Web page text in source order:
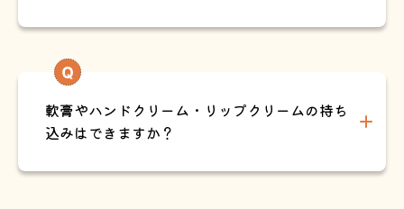
軟膏やハンドクリーム・リップクリームの持ち
込みはできますか？